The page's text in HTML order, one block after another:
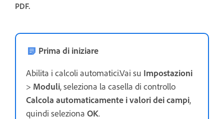
PDF.
Prima di iniziare
Abilita i calcoli automatici.Vai su Impostazioni
> Moduli, seleziona la casella di controllo
Calcola automaticamente i valori dei campi,
quindi seleziona OK.